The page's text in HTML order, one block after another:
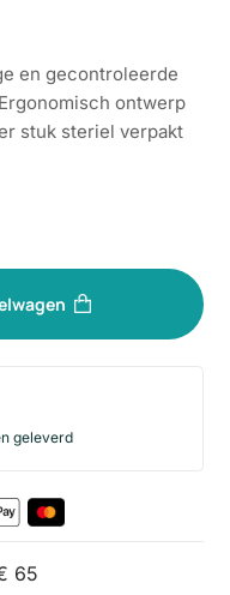
en gecontroleerde
ontwerp
stuk steriel verpakt
geleverd
65